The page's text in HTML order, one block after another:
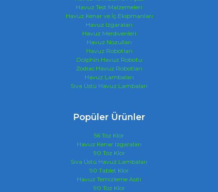
Havuz Test Malzemeleri
Havuz Kenar ve İç Ekipmanları
Havuz Izgaraları
Havuz Merdivenleri
Havuz Nozulları
Havuz Robotları
Dolphin Havuz Robotu
Zodiac Havuz Robotları
Havuz Lambaları
Sıva Üstü Havuz Lambaları
Popüler Ürünler
56 Toz Klor
Havuz Kenar Izgaraları
90 Toz Klor
Sıva Üstü Havuz Lambaları
90 Tablet Klor
Havuz Temizleme Asiti
90 Toz Klor